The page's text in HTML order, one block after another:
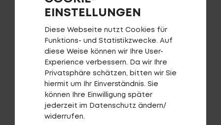
Service
Stories
PartnerDokumententasche CENTURION
AUF DIE WUNSCHLISTE
EINSTELLUNGEN
Diese Webseite nutzt Cookies für
Funktions- und Statistikzwecke. Auf
diese Weise können wir Ihre User-
Experience verbessern. Da wir Ihre
Privatsphäre schätzen, bitten wir Sie
hiermit um Ihr Einverständnis. Sie
können Ihre Einwilligung später
jederzeit im Datenschutz ändern/
widerrufen.